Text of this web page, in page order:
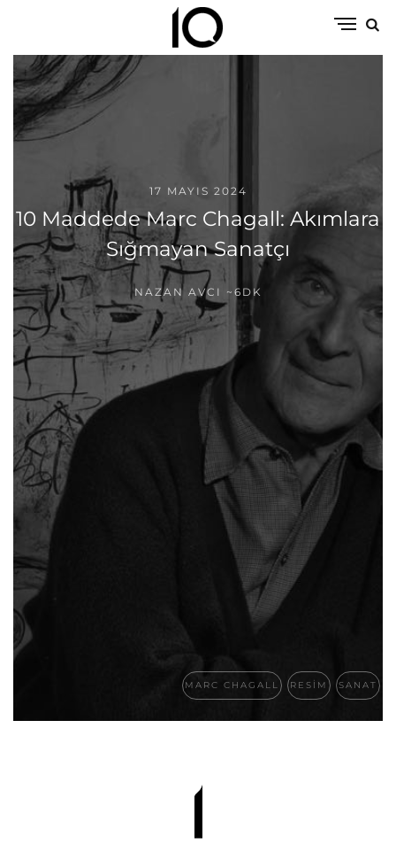
17 MAYIS 2024
10 Maddede Marc Chagall: Akımlara
Sığmayan Sanatçı
NAZAN AVCI ~6DK
MARC CHAGALL RESIM SANAT